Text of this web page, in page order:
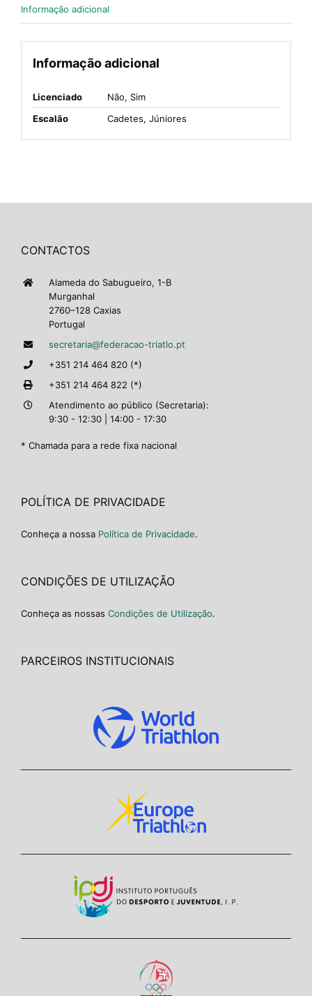
Informação adicional
Informação adicional
Licenciado
Não, Sim
Escalão
Cadetes, Júniores
CONTACTOS
Alameda do Sabugueiro, 1-B
Murganhal
2760–128 Caxias
Portugal
secretaria@federacao-triatlo.pt
+351 214 464 820 (*)
+351 214 464 822 (*)
Atendimento ao público (Secretaria):
9:30 - 12:30 | 14:00 - 17:30
* Chamada para a rede fixa nacional
POLÍTICA DE PRIVACIDADE
Conheça a nossa Política de Privacidade.
CONDIÇÕES DE UTILIZAÇÃO
Conheça as nossas Condições de Utilização.
PARCEIROS INSTITUCIONAIS